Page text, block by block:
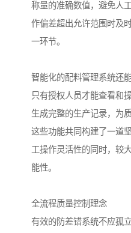
称量的准确数值，避免人
作偏差超出允许范围时及
一环节。
智能化的配料管理系统还
只有授权人员才能查看和
生成完整的生产记录，为
这些功能共同构建了一道
工操作灵活性的同时，较
能性。
全流程质量控制理念
有效的防差错系统不应孤